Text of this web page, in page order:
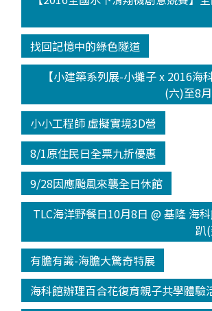
找回記憶中的綠色隧道
【小建築系列展-小攤子 x 2016海
(六)至8
小小工程師 虛擬實境3D營
8/1原住民日全票九折優惠
9/28因應颱風來襲全日休館
TLC海洋野餐日10月8日 @ 基隆 海
趴
有膽有識-海膽大驚奇特展
海科館辦理百合花復育親子共學體驗